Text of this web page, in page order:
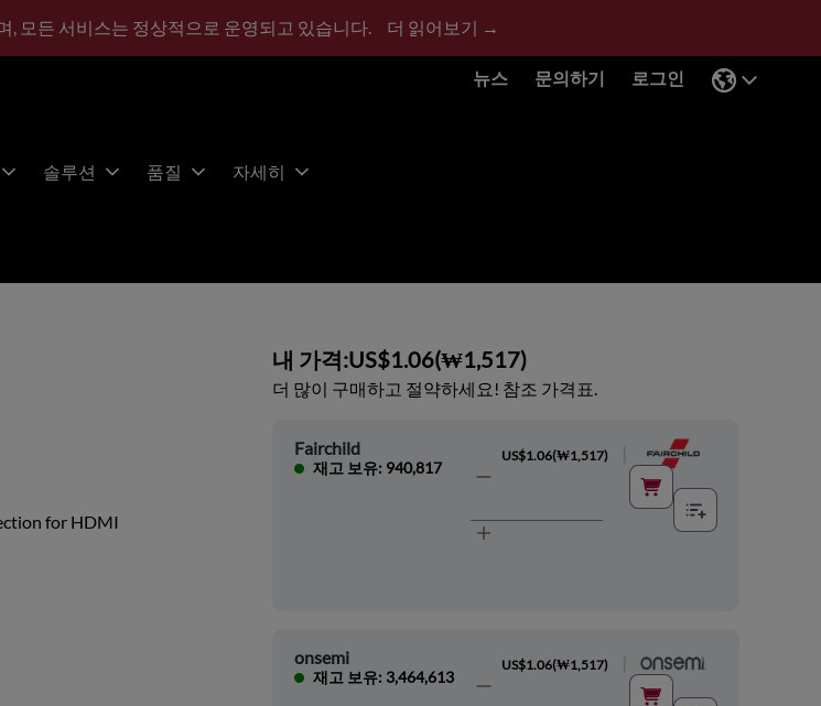
, 모든 서비스는 정상적으로 운영되고 있습니다. 더 읽어보기 →
뉴스 문의하기 로그인
솔루션 품질 자세히
for HDMI
내 가격:US$1.06(₩1,517)
더 많이 구매하고 절약하세요! 참조 가격표.
Fairchild
재고 보유: 940,817
US$1.06(₩1,517)
onsemi
재고 보유: 3,464,613
US$1.06(₩1,517)